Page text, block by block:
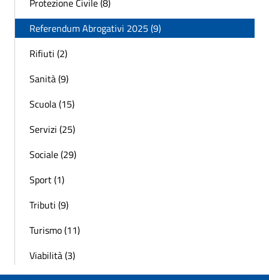
Referendum Abrogativi 2025 (9)
Rifiuti (2)
Sanità (9)
Scuola (15)
Servizi (25)
Sociale (29)
Sport (1)
Tributi (9)
Turismo (11)
Viabilità (3)